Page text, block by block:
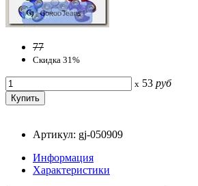
77
Скидка 31%
x 53 руб
Артикул: gj-050909
Информация
Характеристики